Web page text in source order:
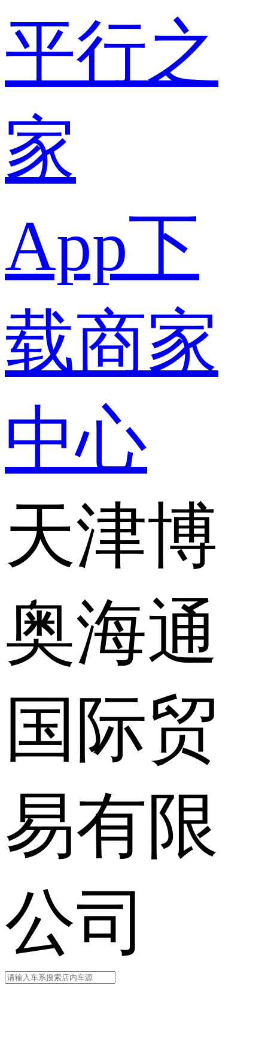
平行之
家
App下
载商家
中心
天津博
奥海通
国际贸
易有限
公司